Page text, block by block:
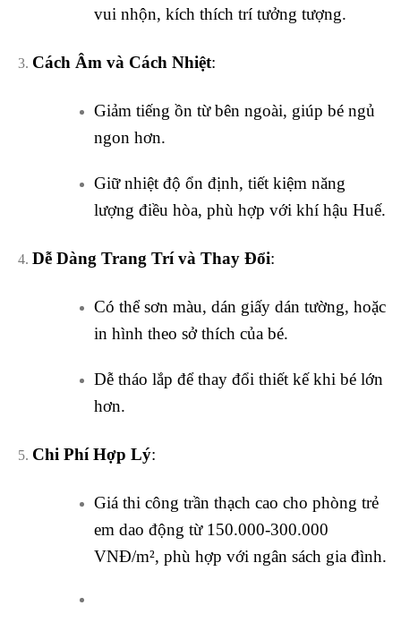
vui nhộn, kích thích trí tưởng tượng.
Cách Âm và Cách Nhiệt:
Giảm tiếng ồn từ bên ngoài, giúp bé ngủ
ngon hơn.
Giữ nhiệt độ ổn định, tiết kiệm năng
lượng điều hòa, phù hợp với khí hậu Huế.
Dễ Dàng Trang Trí và Thay Đổi:
Có thể sơn màu, dán giấy dán tường, hoặc
in hình theo sở thích của bé.
Dễ tháo lắp để thay đổi thiết kế khi bé lớn
hơn.
Chi Phí Hợp Lý:
Giá thi công trần thạch cao cho phòng trẻ
em dao động từ 150.000-300.000
VNĐ/m², phù hợp với ngân sách gia đình.